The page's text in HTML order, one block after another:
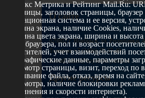
О сайте
629802 г. Ноябрьск, ул. Республики,
Телефон: +7 (3496) 35-37-49
E-mail: udsm@noyabrsk.yanao.ru
Другие ресурсы
Яндекс Метрика и Рейтинг Mail.Ru:
страницы, заголовок страницы,
операционная система и ее версия,
ширина экрана, наличие Cookies,
глубина цвета экрана, ширина и
окна браузера, пол и возраст
посетителей, учет взаимодействий
географические данные, параметры
просмотр страницы, визит, переход по
cкачивание файла, отказ, время на
просмотра, наличие блокировки
соединения и скорости интернета).